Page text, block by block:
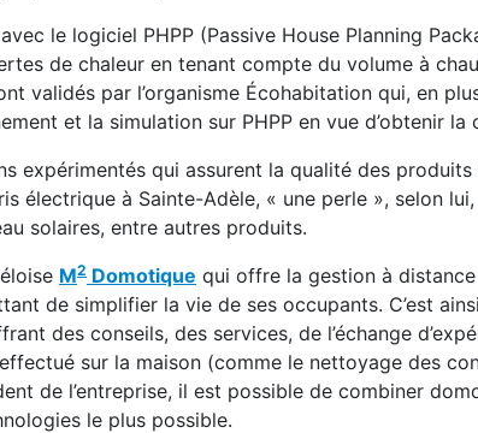
le logiciel PHPP (Passive House Planning
de chaleur en tenant compte du volume à
validés par l’organisme Écohabitation qui, en
et la simulation sur PHPP en vue d’obtenir
expérimentés qui assurent la qualité des
électrique à Sainte-Adèle, « une perle », selon
solaires, entre autres produits.
M2 Domotique qui offre la gestion à distance
de simplifier la vie de ses occupants. C’est
des conseils, des services, de l’échange
sur la maison (comme le nettoyage des
de l’entreprise, il est possible de combiner
le plus possible.